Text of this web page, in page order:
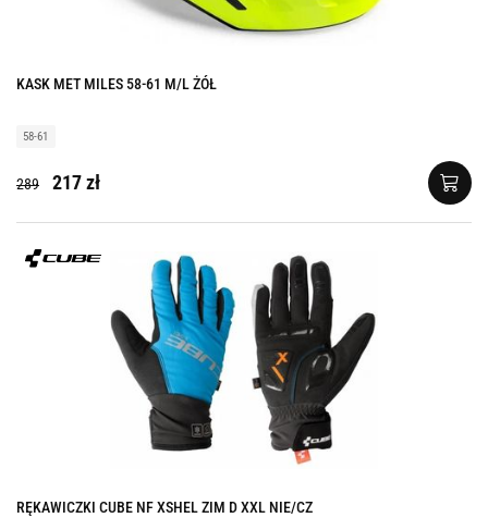
KASK MET MILES 58-61 M/L ŻÓŁ
58-61
289 217 zł
RĘKAWICZKI CUBE NF XSHEL ZIM D XXL NIE/CZ